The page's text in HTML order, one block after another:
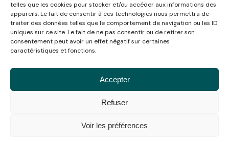
telles que les cookies pour stocker et/ou accéder aux informations des
appareils. Le fait de consentir à ces technologies nous permettra de
traiter des données telles que le comportement de navigation ou les ID
uniques sur ce site. Le fait de ne pas consentir ou de retirer son
consentement peut avoir un effet négatif sur certaines
caractéristiques et fonctions.
Accepter
Refuser
Voir les préférences
ACTUALITÉS AÉRONAUTIQUES
légalesconfidentialité
générales